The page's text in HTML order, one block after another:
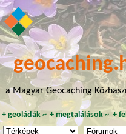
a Magyar Geocaching
+ geoládák~ +megtalálások ~ +